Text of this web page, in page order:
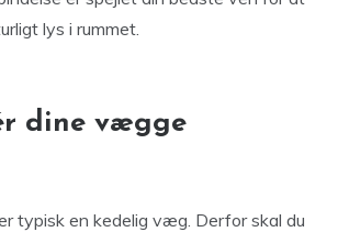
lys i rummet.
dine vægge
typisk en kedelig væg. Derfor skal du